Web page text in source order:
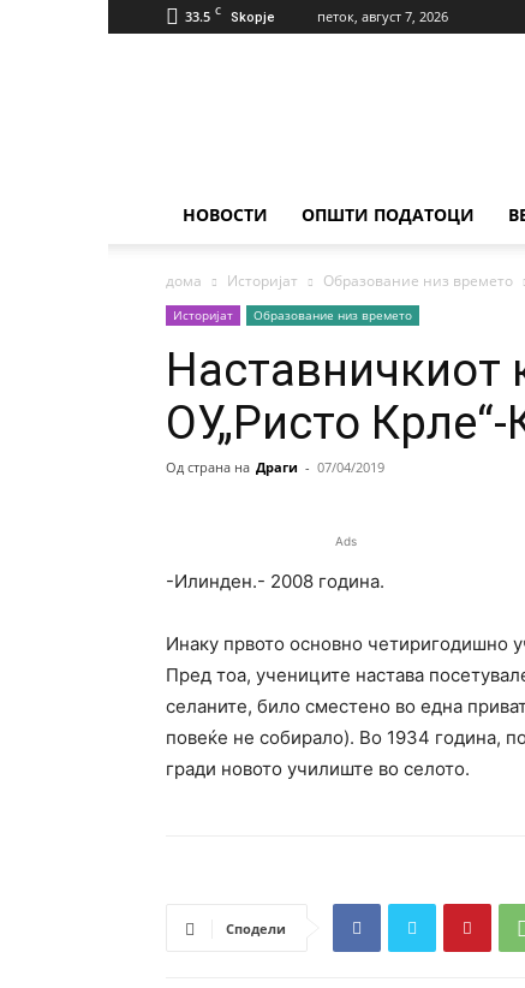
33.5 C Skopje петок, август 7, 2026
НОВОСТИ ОПШТИ ПОДАТОЦИ
дома Историјат Образование низ времето
Историјат Образование низ времето
Наставничкиот
ОУ„Ристо
Од страна на Драги - 07/04/2019
Ads
-Илинден.- 2008 година.
Инаку првото основно четиригодишно
Пред тоа, учениците настава
селаните, било сместено во една
повеќе не собирало). Во 1934 година,
гради новото училиште во селото.
Сподели